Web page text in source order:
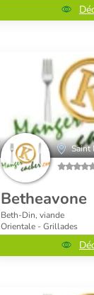
Saint
Betheavone
Beth-Din, viande
Orientale - Grillades